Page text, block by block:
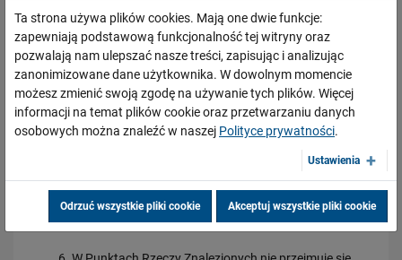
Powyższe numery do Straży Ochrony Kolei i Policji są
numerami alarmowymi- nie służą do ustalania
lokalizacji zagubionych przez podróżnego rzeczy.
Po stwierdzeniu,że rzecz znaleziona nie stwarza
zagrożenia, zostaje ona przejęta od znalazcy i
przekazana do Punktu Rzeczy Znalezionych.
rzeczy tylko i wyłącznie w Punktach Rzeczy
Znalezionych. Wykaz tych punktów wraz z
numerami kontaktowymi umieszczono poniżej w
załączniku.
Ta strona używa plików cookies. Mają one dwie funkcje:
zapewniają podstawową funkcjonalność tej witryny oraz
pozwalają nam ulepszać nasze treści, zapisując i analizując
zanonimizowane dane użytkownika. W dowolnym momencie
możesz zmienić swoją zgodę na używanie tych plików. Więcej
informacji na temat plików cookie oraz przetwarzaniu danych
osobowych można znaleźć w naszej Polityce prywatności.
Ustawienia
Odrzuć wszystkie pliki cookie Akceptuj wszystkie pliki cookie